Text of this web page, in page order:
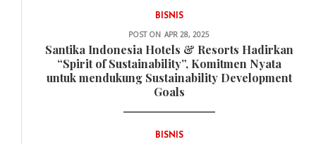
BISNIS
POST ON APR 28, 2025
Santika Indonesia Hotels & Resorts Hadirkan
“Spirit of Sustainability”, Komitmen Nyata
untuk mendukung Sustainability Development
Goals
BISNIS